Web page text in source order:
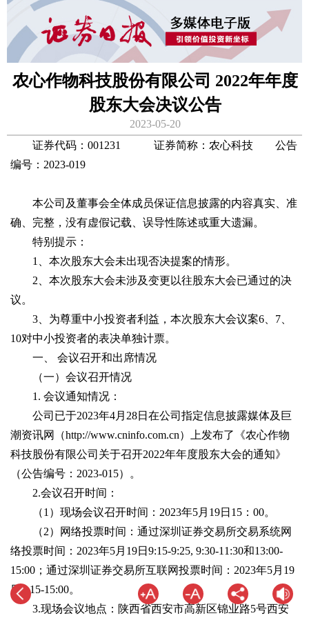
农心作物科技股份有限公司 2022年年度
股东大会决议公告
2023-05-20
证券代码：001231 证券简称：农心科技 公告
编号：2023-019
本公司及董事会全体成员保证信息披露的内容真实、准
确、完整，没有虚假记载、误导性陈述或重大遗漏。
特别提示：
1、本次股东大会未出现否决提案的情形。
2、本次股东大会未涉及变更以往股东大会已通过的决
议。
3、为尊重中小投资者利益，本次股东大会议案6、7、
10对中小投资者的表决单独计票。
一、 会议召开和出席情况
（一）会议召开情况
1. 会议通知情况：
公司已于2023年4月28日在公司指定信息披露媒体及巨
潮资讯网（http://www.cninfo.com.cn）上发布了《农心作物
科技股份有限公司关于召开2022年年度股东大会的通知》
（公告编号：2023-015）。
2.会议召开时间：
（1）现场会议召开时间：2023年5月19日15：00。
（2）网络投票时间：通过深圳证券交易所交易系统网
络投票时间：2023年5月19日9:15-9:25, 9:30-11:30和13:00-
15:00；通过深圳证券交易所互联网投票时间：2023年5月19
日9:15-15:00。
3.现场会议地点：陕西省西安市高新区锦业路5号西安